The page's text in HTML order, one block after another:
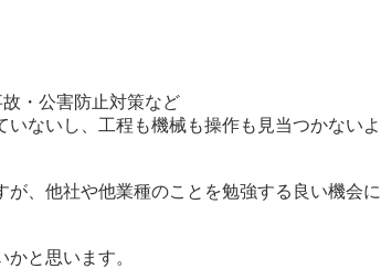
・公害防止対策など
ないし、工程も機械も操作も見当つかない
、他社や他業種のことを勉強する良い機会
と思います。